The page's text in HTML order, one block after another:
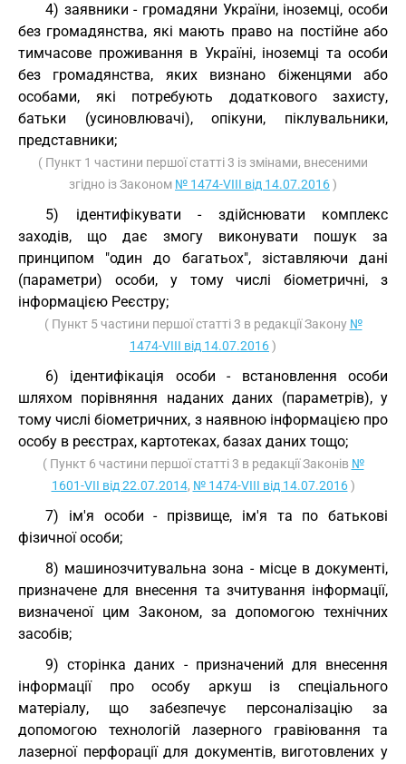
4) заявники - громадяни України, іноземці, особи
без громадянства, які мають право на постійне або
тимчасове проживання в Україні, іноземці та особи
без громадянства, яких визнано біженцями або
особами, які потребують додаткового захисту,
батьки (усиновлювачі), опікуни, піклувальники,
представники;
( Пункт 1 частини першої статті 3 із змінами, внесеними
згідно із Законом № 1474-VIII від 14.07.2016)
5) ідентифікувати - здійснювати комплекс
заходів, що дає змогу виконувати пошук за
принципом "один до багатьох", зіставляючи дані
(параметри) особи, у тому числі біометричні, з
інформацією Реєстру;
( Пункт 5 частини першої статті 3 в редакції Закону №
1474-VIII від 14.07.2016)
6) ідентифікація особи - встановлення особи
шляхом порівняння наданих даних (параметрів), у
тому числі біометричних, з наявною інформацією про
особу в реєстрах, картотеках, базах даних тощо;
( Пункт 6 частини першої статті 3 в редакції Законів №
1601-VII від 22.07.2014, № 1474-VIII від 14.07.2016)
7) ім'я особи - прізвище, ім'я та по батькові
фізичної особи;
8) машинозчитувальна зона - місце в документі,
призначене для внесення та зчитування інформації,
визначеної цим Законом, за допомогою технічних
засобів;
9) сторінка даних - призначений для внесення
інформації про особу аркуш із спеціального
матеріалу, що забезпечує персоналізацію за
допомогою технологій лазерного гравіювання та
лазерної перфорації для документів, виготовлених у